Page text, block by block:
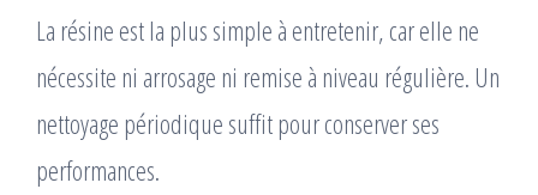
La résine est la plus simple à entretenir, car elle ne
nécessite ni arrosage ni remise à niveau régulière. Un
nettoyage périodique suffit pour conserver ses
performances.